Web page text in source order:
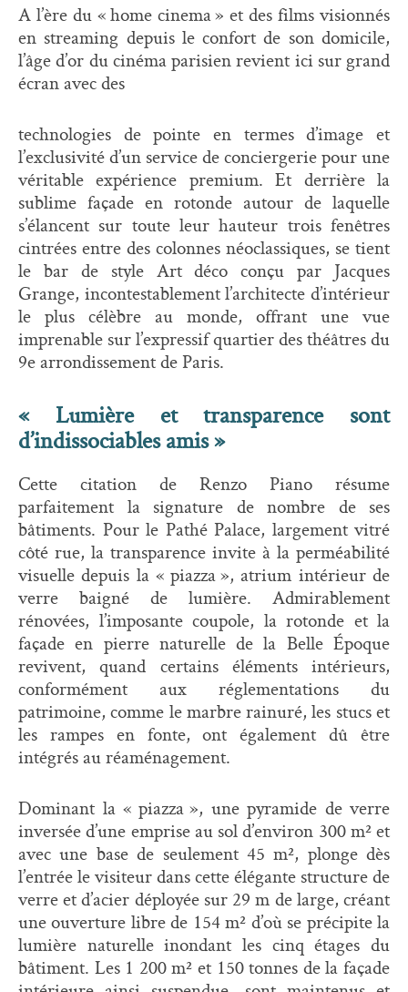
A l’ère du « home cinema » et des films visionnés
en streaming depuis le confort de son domicile,
l’âge d’or du cinéma parisien revient ici sur grand
écran avec des
technologies de pointe en termes d’image et
l’exclusivité d’un service de conciergerie pour une
véritable expérience premium. Et derrière la
sublime façade en rotonde autour de laquelle
s’élancent sur toute leur hauteur trois fenêtres
cintrées entre des colonnes néoclassiques, se tient
le bar de style Art déco conçu par Jacques
Grange, incontestablement l’architecte d’intérieur
le plus célèbre au monde, offrant une vue
imprenable sur l’expressif quartier des théâtres du
9e arrondissement de Paris.
« Lumière et transparence sont
d’indissociables amis »
Cette citation de Renzo Piano résume
parfaitement la signature de nombre de ses
bâtiments. Pour le Pathé Palace, largement vitré
côté rue, la transparence invite à la perméabilité
visuelle depuis la « piazza », atrium intérieur de
verre baigné de lumière. Admirablement
rénovées, l’imposante coupole, la rotonde et la
façade en pierre naturelle de la Belle Époque
revivent, quand certains éléments intérieurs,
conformément aux réglementations du
patrimoine, comme le marbre rainuré, les stucs et
les rampes en fonte, ont également dû être
intégrés au réaménagement.
Dominant la « piazza », une pyramide de verre
inversée d’une emprise au sol d’environ 300 m² et
avec une base de seulement 45 m², plonge dès
l’entrée le visiteur dans cette élégante structure de
verre et d’acier déployée sur 29 m de large, créant
une ouverture libre de 154 m² d’où se précipite la
lumière naturelle inondant les cinq étages du
bâtiment. Les 1 200 m² et 150 tonnes de la façade